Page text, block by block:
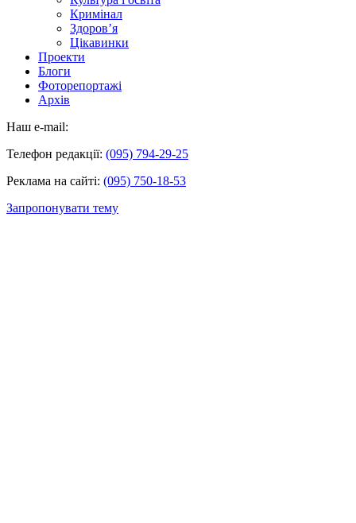
Кримінал
Здоров’я
Цікавинки
Проекти
Блоги
Фоторепортажі
Архів
Наш e-mail:
Телефон редакції: (095) 794-29-25
Реклама на сайті: (095) 750-18-53
Запропонувати тему